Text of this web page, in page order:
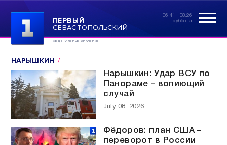
ПЕРВЫЙ
СЕВАСТОПОЛЬСКИЙ
ФЕДЕРАЛЬНОЕ ЗНАЧЕНИЕ
06:41 | 08.26
суббота
НАРЫШКИН
Нарышкин: Удар ВСУ по
Панораме – вопиющий
случай
July 08, 2026
Фёдоров: план США –
переворот в России